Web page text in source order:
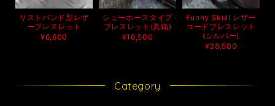
リストバンド型レザ
ーブレスレット
¥6,600
シューホースタイプ
ブレスレット(真鍮)
¥16,500
Funny Skull レザー
コードブレスレット
(シルバー)
¥38,500
Category